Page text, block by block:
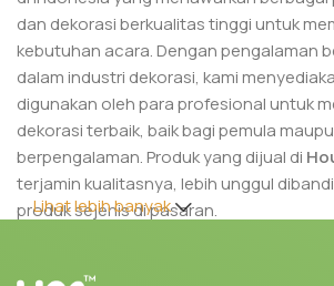
dan dekorasi berkualitas tinggi untuk
kebutuhan acara. Dengan pengalaman
dalam industri dekorasi, kami
digunakan oleh para profesional untuk
dekorasi terbaik, baik bagi pemula
berpengalaman. Produk yang dijual di
terjamin kualitasnya, lebih unggul
produk sejenis di pasaran.
Lihat lebih banyak